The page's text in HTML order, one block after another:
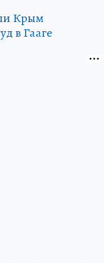
Крым
в Гааге